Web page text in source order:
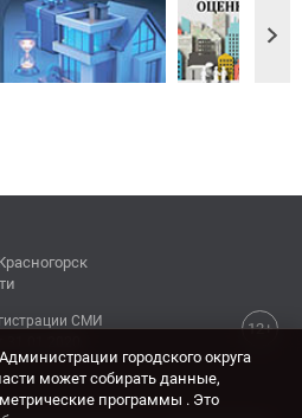
12+
СМИ
городского округа
может собирать данные,
программы . Это